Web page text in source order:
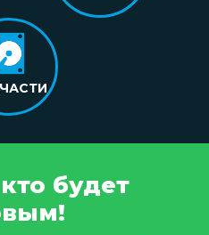
будет